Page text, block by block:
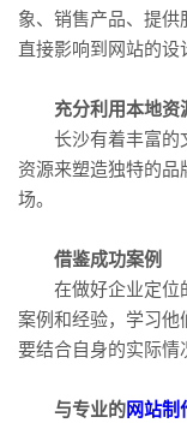
象、销售产品、提
直接影响到网站的设
充分利用本地资
长沙有着丰富的
资源来塑造独特的
场。
借鉴成功案例
在做好企业定位
案例和经验，学习他
要结合自身的实际情
与专业的网站制